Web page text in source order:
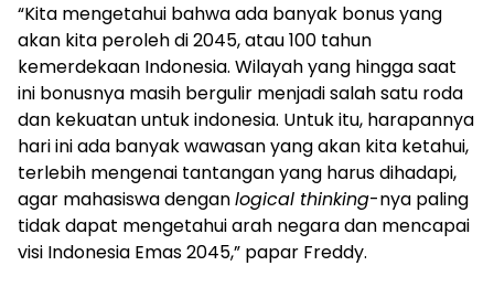
“Kita mengetahui bahwa ada banyak bonus yang
akan kita peroleh di 2045, atau 100 tahun
kemerdekaan Indonesia. Wilayah yang hingga saat
ini bonusnya masih bergulir menjadi salah satu roda
dan kekuatan untuk indonesia. Untuk itu, harapannya
hari ini ada banyak wawasan yang akan kita ketahui,
terlebih mengenai tantangan yang harus dihadapi,
agar mahasiswa denganlogical thinking-nya paling
tidak dapat mengetahui arah negara dan mencapai
visi Indonesia Emas 2045,” papar Freddy.